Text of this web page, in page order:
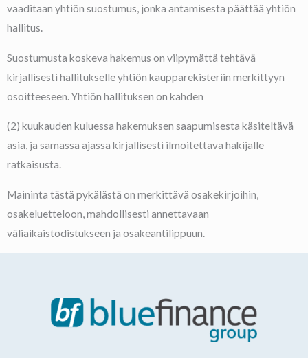
vaaditaan yhtiön suostumus, jonka antamisesta päättää yhtiön
hallitus.
Suostumusta koskeva hakemus on viipymättä tehtävä
kirjallisesti hallitukselle yhtiön kaupparekisteriin merkittyyn
osoitteeseen. Yhtiön hallituksen on kahden
(2) kuukauden kuluessa hakemuksen saapumisesta käsiteltävä
asia, ja samassa ajassa kirjallisesti ilmoitettava hakijalle
ratkaisusta.
Maininta tästä pykälästä on merkittävä osakekirjoihin,
osakeluetteloon, mahdollisesti annettavaan
väliaikaistodistukseen ja osakeantilippuun.